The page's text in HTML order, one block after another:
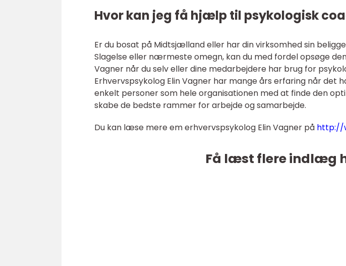
Hvor kan jeg få hjælp til psykologisk
Er du bosat på Midtsjælland eller har din virksomhed sin
Slagelse eller nærmeste omegn, kan du med fordel opsøge
Vagner når du selv eller dine medarbejdere har brug for
Erhvervspsykolog Elin Vagner har mange års erfaring når det
enkelt personer som hele organisationen med at finde den
skabe de bedste rammer for arbejde og samarbejde.
Du kan læse mere em erhvervspsykolog Elin Vagner på http://
Få læst flere indlæg